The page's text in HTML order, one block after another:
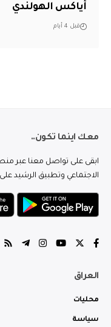
أياكس الهولندي
قبل 4 أيام
معك اينما تكون..
ابقى على تواصل معنا عبر
الاجتماعي وتطبيق الرشيد
العراق
محليات
سياسة